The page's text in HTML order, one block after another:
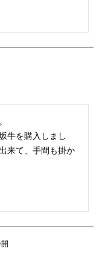
牛を購入しまし
来て、手間も掛か